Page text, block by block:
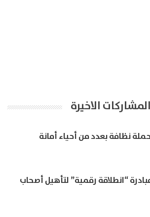
المشاركات الاخيرة
نظافة بعدد من أحياء أمانة
“انطلاقة رقمية” لتأهيل أصحاب